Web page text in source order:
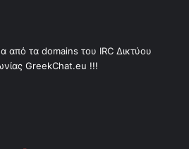
από τα domains του IRC Δικτύου
GreekChat.eu !!!